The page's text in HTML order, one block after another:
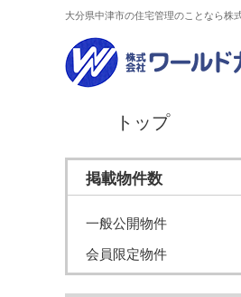
大分県中津市の住宅管理のことなら株
トップ
掲載物件数
一般公開物件
会員限定物件